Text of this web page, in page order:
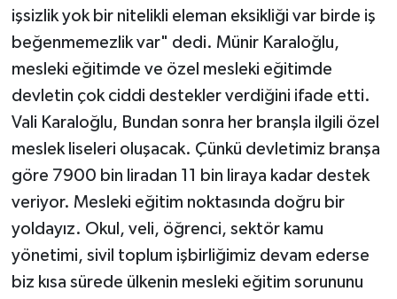
işsizlik yok bir nitelikli eleman eksikliği var birde iş
beğenmemezlik var" dedi. Münir Karaloğlu,
mesleki eğitimde ve özel mesleki eğitimde
devletin çok ciddi destekler verdiğini ifade etti.
Vali Karaloğlu, Bundan sonra her branşla ilgili özel
meslek liseleri oluşacak. Çünkü devletimiz branşa
göre 7900 bin liradan 11 bin liraya kadar destek
veriyor. Mesleki eğitim noktasında doğru bir
yoldayız. Okul, veli, öğrenci, sektör kamu
yönetimi, sivil toplum işbirliğimiz devam ederse
biz kısa sürede ülkenin mesleki eğitim sorununu